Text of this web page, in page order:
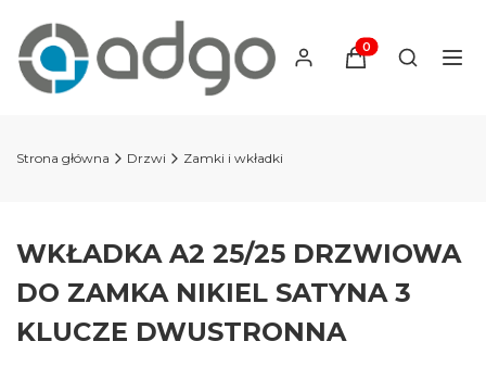
Produkty w
Otwórz
Strona główna Drzwi Zamki i wkładki
WKŁADKA A2 25/25 DRZWIOWA
DO ZAMKA NIKIEL SATYNA 3
KLUCZE DWUSTRONNA